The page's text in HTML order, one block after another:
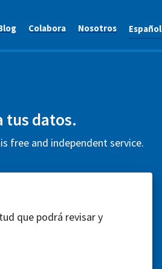
Colabora Nosotros Español
tus datos.
free and independent service.
que podrá revisar y